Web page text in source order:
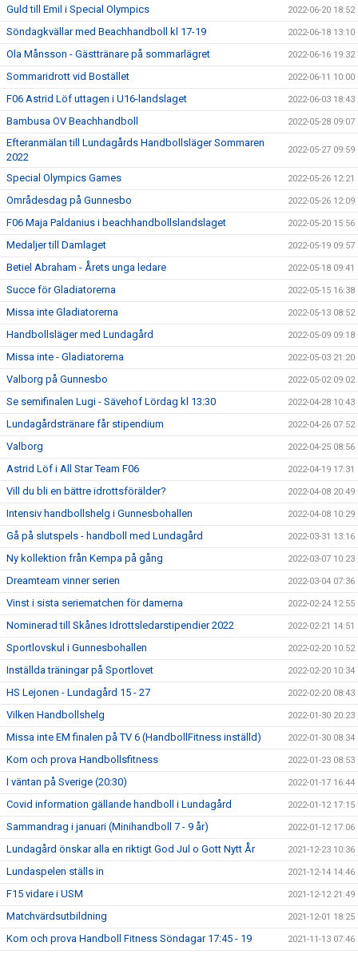
Guld till Emil i Special Olympics 2022-06-20 18:52
Söndagkvällar med Beachhandboll kl 17-19 2022-06-18 13:10
Ola Månsson - Gästtränare på sommarlägret 2022-06-16 19:32
Sommaridrott vid Bostället 2022-06-11 10:00
F06 Astrid Löf uttagen i U16-landslaget 2022-06-03 18:43
Bambusa OV Beachhandboll 2022-05-28 09:07
Efteranmälan till Lundagårds Handbollsläger Sommaren
2022
2022-05-27 09:59
Special Olympics Games 2022-05-26 12:21
Områdesdag på Gunnesbo 2022-05-26 12:09
F06 Maja Paldanius i beachhandbollslandslaget 2022-05-20 15:56
Medaljer till Damlaget 2022-05-19 09:57
Betiel Abraham - Årets unga ledare 2022-05-18 09:41
Succe för Gladiatorerna 2022-05-15 16:38
Missa inte Gladiatorerna 2022-05-13 08:52
Handbollsläger med Lundagård 2022-05-09 09:18
Missa inte - Gladiatorerna 2022-05-03 21:20
Valborg på Gunnesbo 2022-05-02 09:02
Se semifinalen Lugi - Sävehof Lördag kl 13:30 2022-04-28 10:43
Lundagårdstränare får stipendium 2022-04-26 07:52
Valborg 2022-04-25 08:56
Astrid Löf i All Star Team F06 2022-04-19 17:31
Vill du bli en bättre idrottsförälder? 2022-04-08 20:49
Intensiv handbollshelg i Gunnesbohallen 2022-04-08 10:29
Gå på slutspels - handboll med Lundagård 2022-03-31 13:16
Ny kollektion från Kempa på gång 2022-03-07 10:23
Dreamteam vinner serien 2022-03-04 07:36
Vinst i sista seriematchen för damerna 2022-02-24 12:55
Nominerad till Skånes Idrottsledarstipendier 2022 2022-02-21 14:51
Sportlovskul i Gunnesbohallen 2022-02-20 10:52
Inställda träningar på Sportlovet 2022-02-20 10:34
HS Lejonen - Lundagård 15 - 27 2022-02-20 08:43
Vilken Handbollshelg 2022-01-30 20:23
Missa inte EM finalen på TV 6 (HandbollFitness inställd) 2022-01-30 08:34
Kom och prova Handbollsfitness 2022-01-23 08:53
I väntan på Sverige (20:30) 2022-01-17 16:44
Covid information gällande handboll i Lundagård 2022-01-12 17:15
Sammandrag i januari (Minihandboll 7 - 9 år) 2022-01-12 17:06
Lundagård önskar alla en riktigt God Jul o Gott Nytt År 2021-12-23 10:36
Lundaspelen ställs in 2021-12-14 14:46
F15 vidare i USM 2021-12-12 21:49
Matchvärdsutbildning 2021-12-01 18:25
Kom och prova Handboll Fitness Söndagar 17:45 - 19 2021-11-13 07:46